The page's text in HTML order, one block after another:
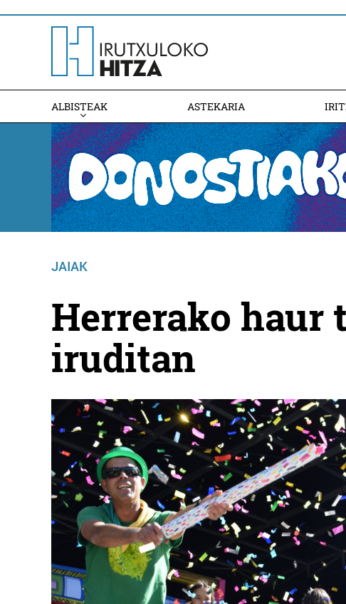
ALBISTEAK ASTEKARIA
JAIAK
Herrerako haur
iruditan